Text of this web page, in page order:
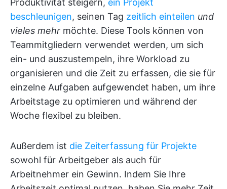
Produktivität steigern, ein Projekt
beschleunigen, seinen Tag zeitlich einteilen und
vieles mehr möchte. Diese Tools können von
Teammitgliedern verwendet werden, um sich
ein- und auszustempeln, ihre Workload zu
organisieren und die Zeit zu erfassen, die sie für
einzelne Aufgaben aufgewendet haben, um ihre
Arbeitstage zu optimieren und während der
Woche flexibel zu bleiben.
Außerdem ist die Zeiterfassung für Projekte
sowohl für Arbeitgeber als auch für
Arbeitnehmer ein Gewinn. Indem Sie Ihre